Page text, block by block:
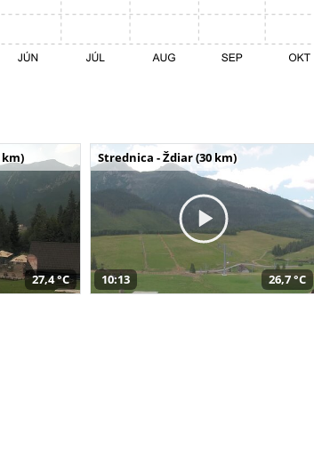
27,4 °C
Strednica - Ždiar (30 km)
10:13 26,7 °C